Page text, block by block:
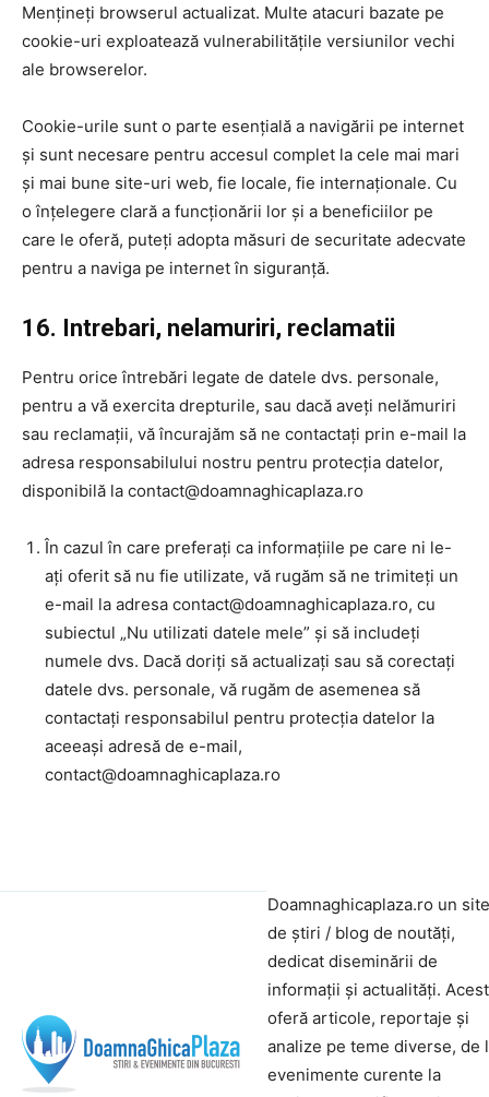
Mențineți browserul actualizat. Multe atacuri bazate pe
cookie-uri exploatează vulnerabilitățile versiunilor vechi
ale browserelor.
Cookie-urile sunt o parte esențială a navigării pe internet
și sunt necesare pentru accesul complet la cele mai mari
și mai bune site-uri web, fie locale, fie internaționale. Cu
o înțelegere clară a funcționării lor și a beneficiilor pe
care le oferă, puteți adopta măsuri de securitate adecvate
pentru a naviga pe internet în siguranță.
16. Intrebari, nelamuriri, reclamatii
Pentru orice întrebări legate de datele dvs. personale,
pentru a vă exercita drepturile, sau dacă aveți nelămuriri
sau reclamații, vă încurajăm să ne contactați prin e-mail la
adresa responsabilului nostru pentru protecția datelor,
disponibilă la contact@doamnaghicaplaza.ro
În cazul în care preferați ca informațiile pe care ni le-
ați oferit să nu fie utilizate, vă rugăm să ne trimiteți un
e-mail la adresa contact@doamnaghicaplaza.ro, cu
subiectul „Nu utilizati datele mele” și să includeți
numele dvs. Dacă doriți să actualizați sau să corectați
datele dvs. personale, vă rugăm de asemenea să
contactați responsabilul pentru protecția datelor la
aceeași adresă de e-mail,
contact@doamnaghicaplaza.ro
Doamnaghicaplaza.ro un site
de știri / blog de noutăți,
dedicat diseminării de
informații și actualități.
oferă articole, reportaje și
analize pe teme diverse, de
evenimente curente la